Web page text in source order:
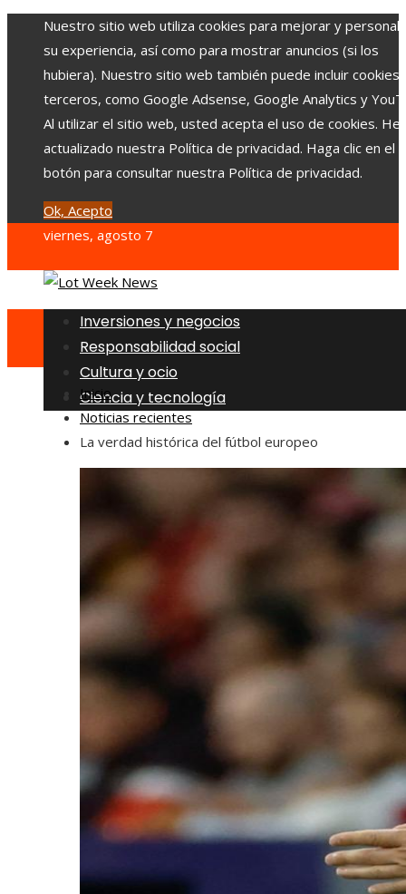
Nuestro sitio web utiliza cookies para mejorar y
su experiencia, así como para mostrar anuncios (si los
hubiera). Nuestro sitio web también puede incluir cookies
terceros, como Google Adsense, Google Analytics y
Al utilizar el sitio web, usted acepta el uso de cookies.
actualizado nuestra Política de privacidad. Haga clic en el
botón para consultar nuestra Política de privacidad.
Ok, Acepto
viernes, agosto 7
Inversiones y negocios
Responsabilidad social
Cultura y ocio
Ciencia y tecnología
Inicio
Noticias recientes
La verdad histórica del fútbol europeo